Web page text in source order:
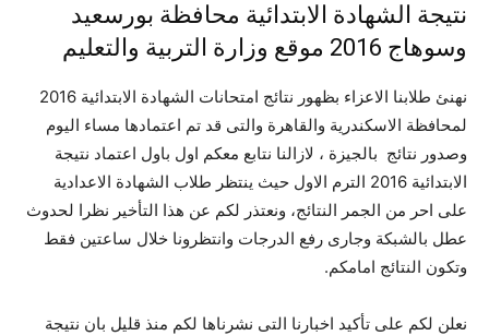
نتيجة الشهادة الابتدائية محافظة بورسعيد
وسوهاج 2016 موقع وزارة التربية والتعليم
نهنئ طلابنا الاعزاء بظهور نتائج امتحانات الشهادة الابتدائية 2016
لمحافظة الاسكندرية والقاهرة والتى قد تم اعتمادها مساء اليوم
وصدور نتائج بالجيزة ، لازالنا نتابع معكم اول باول اعتماد نتيجة
الابتدائية 2016 الترم الاول حيث ينتظر طلاب الشهادة الاعدادية
على احر من الجمر النتائج، ونعتذر لكم عن هذا التأخير نظرا لحدوث
عطل بالشبكة وجارى رفع الدرجات وانتظرونا خلال ساعتين فقط
وتكون النتائج امامكم.
نعلن لكم على تأكيد اخبارنا التى نشرناها لكم منذ قليل بان نتيجة